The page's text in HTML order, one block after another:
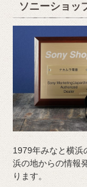
ソニーショッ
1979年みなと横浜
浜の地からの情報
ります。